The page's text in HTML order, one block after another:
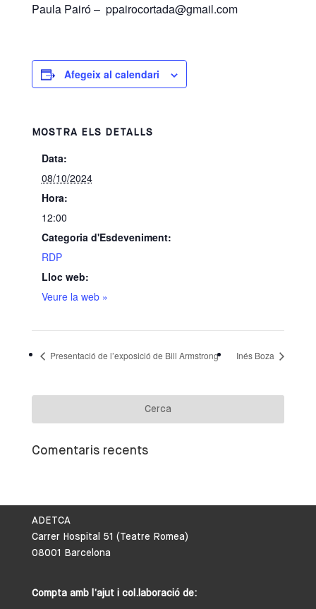
Paula Pairó – ppairocortada@gmail.com
Afegeix al calendari
MOSTRA ELS DETALLS
Data:
08/10/2024
Hora:
12:00
Categoria d'Esdeveniment:
RDP
Lloc web:
Veure la web »
Presentació de l’exposició de Bill Armstrong Inés Boza
Comentaris recents
ADETCA
Carrer Hospital 51 (Teatre Romea)
08001 Barcelona
Compta amb l’ajut i col.laboració de: